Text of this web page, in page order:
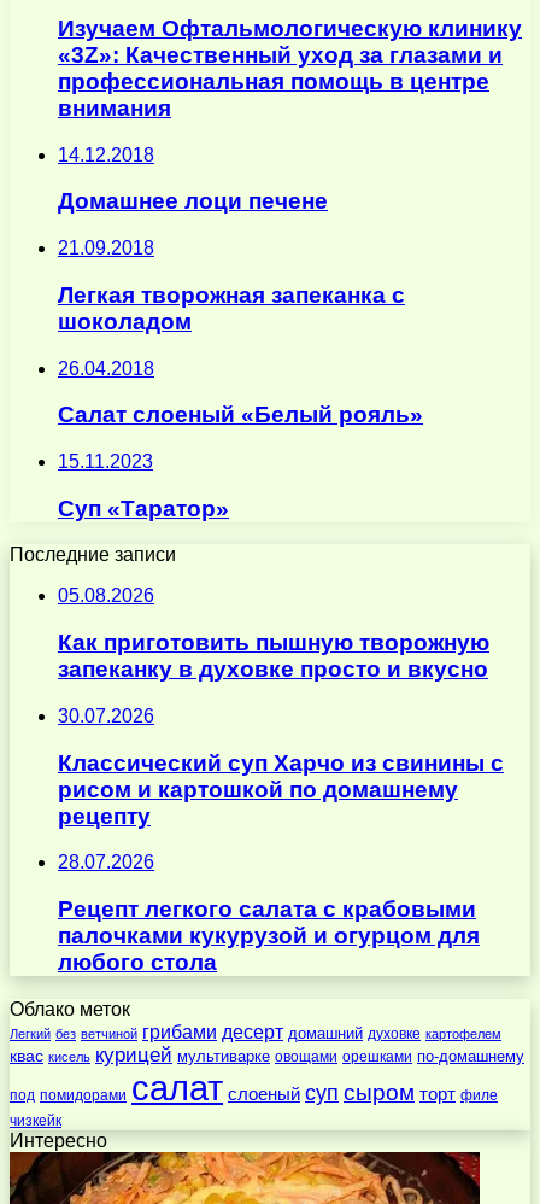
Изучаем Офтальмологическую клинику
«3Z»: Качественный уход за глазами и
профессиональная помощь в центре
внимания
14.12.2018
Домашнее лоци печене
21.09.2018
Легкая творожная запеканка с
шоколадом
26.04.2018
Салат слоеный «Белый рояль»
15.11.2023
Суп «Таратор»
Последние записи
05.08.2026
Как приготовить пышную творожную
запеканку в духовке просто и вкусно
30.07.2026
Классический суп Харчо из свинины с
рисом и картошкой по домашнему
рецепту
28.07.2026
Рецепт легкого салата с крабовыми
палочками кукурузой и огурцом для
любого стола
Облако меток
Легкий без ветчиной грибами десерт домашний духовке картофелем
квас кисель курицей мультиварке овощами орешками по-домашнему
под помидорами салат слоеный суп сыром торт филе
чизкейк
Интересно